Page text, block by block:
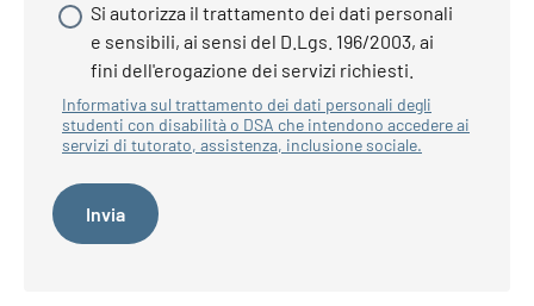
Si autorizza il trattamento dei dati personali
e sensibili, ai sensi del D.Lgs. 196/2003, ai
fini dell'erogazione dei servizi richiesti.
Informativa sul trattamento dei dati personali degli
studenti con disabilità o DSA che intendono accedere ai
servizi di tutorato, assistenza, inclusione sociale.